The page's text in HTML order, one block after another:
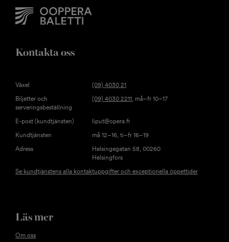
Kontakta oss
Växel
(09) 4030 21
Biljetter och
serveringsbeställning
(09) 4030 2211, må–fr 10–17
E-post (kundtjänsten)
liput@opera.fi
Kundtjänsten
må 12–16, ti–fr 16–19
Adress
Helsingegatan 58, 00260
Helsingfors
Se kundtjänstens alla kontaktuppgifter och exceptionella öppettider
Läs mer
Om oss